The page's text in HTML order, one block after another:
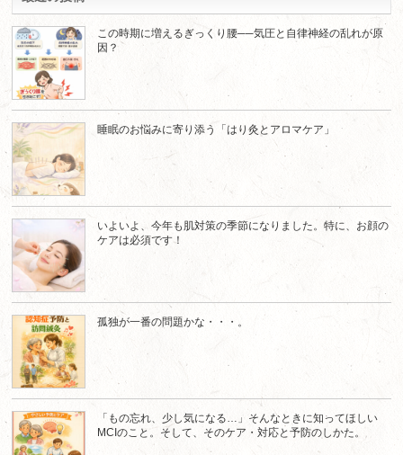
この時期に増えるぎっくり腰──気圧と自律神経の乱れが原
因？
睡眠のお悩みに寄り添う「はり灸とアロマケア」
いよいよ、今年も肌対策の季節になりました。特に、お顔の
ケアは必須です！
孤独が一番の問題かな・・・。
「もの忘れ、少し気になる…」そんなときに知ってほしい
MCIのこと。そして、そのケア・対応と予防のしかた。